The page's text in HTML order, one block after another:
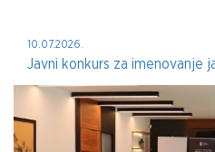
10.07.2026.
Javni konkurs za imenovanje